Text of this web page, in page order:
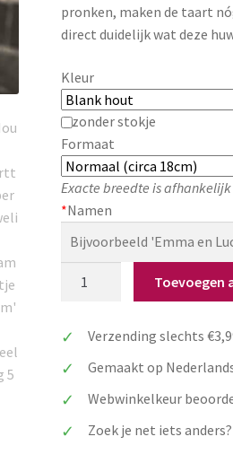
pronken, maken de taart
direct duidelijk wat deze
Kleur
zonder stokje
Formaat
Exacte breedte is
*Namen
'naam
hartje
aantal
Toevoegen
Verzending slechts
Gemaakt op
Webwinkelkeur
Zoek je net iets